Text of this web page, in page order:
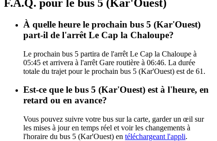
F.A.Q. pour le bus 5 (Kar'Ouest)
À quelle heure le prochain bus 5 (Kar'Ouest)
part-il de l'arrêt Le Cap la Chaloupe?
Le prochain bus 5 partira de l'arrêt Le Cap la Chaloupe à
05:45 et arrivera à l'arrêt Gare routière à 06:46. La durée
totale du trajet pour le prochain bus 5 (Kar'Ouest) est de 61.
Est-ce que le bus 5 (Kar'Ouest) est à l'heure, en
retard ou en avance?
Vous pouvez suivre votre bus sur la carte, garder un œil sur
les mises à jour en temps réel et voir les changements à
l'horaire du bus 5 (Kar'Ouest) en téléchargeant l'appli.